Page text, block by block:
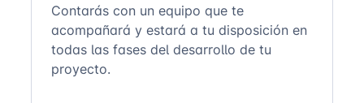
Contarás con un equipo que te
acompañará y estará a tu disposición en
todas las fases del desarrollo de tu
proyecto.